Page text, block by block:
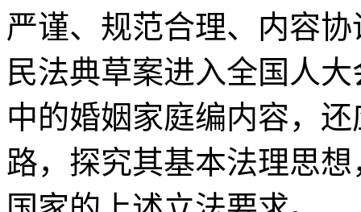
严谨、规范合理、内容
民法典草案进入全国人
中的婚姻家庭编内容，
路，探究其基本法理思